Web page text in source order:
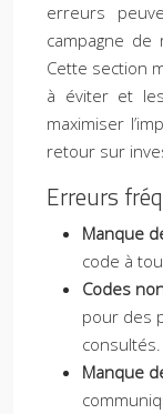
erreurs
campagne de
Cette section
à éviter et
maximiser
retour sur
Erreurs
Manque
code à
Codes
pour des
consultés.
Manque